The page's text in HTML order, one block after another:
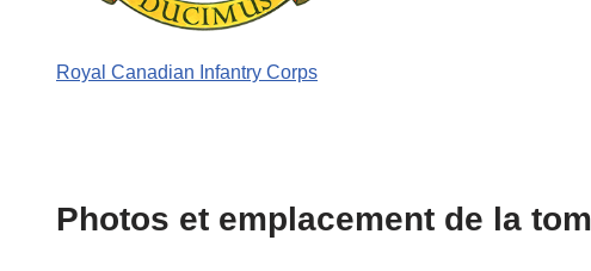
Royal Canadian Infantry Corps
Photos et emplacement de la